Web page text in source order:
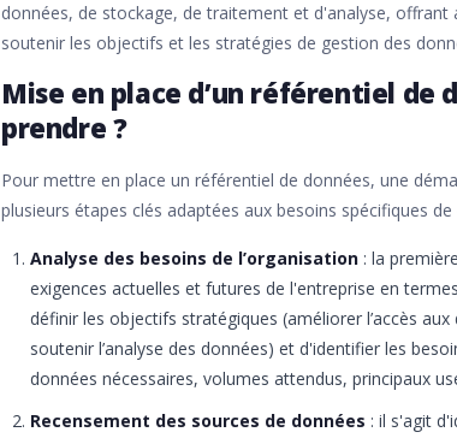
données, de stockage, de traitement et d'analyse,
soutenir les objectifs et les stratégies de gestion des
Mise en place d’un référentiel de
prendre ?
Pour mettre en place un référentiel de données, une
plusieurs étapes clés adaptées aux besoins spécifiques
Analyse des besoins de l’organisation : la
exigences actuelles et futures de l'entreprise en
définir les objectifs stratégiques (améliorer l’accès
soutenir l’analyse des données) et d'identifier les
données nécessaires, volumes attendus, principaux
Recensement des sources de données : il s'agit